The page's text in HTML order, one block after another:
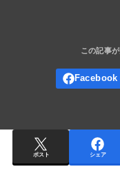
ポスト シェア